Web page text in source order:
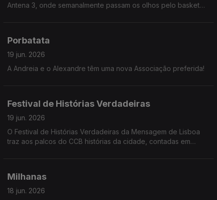
Antena 3, onde semanalmente passam os olhos pelo basket
Porbatata
19 jun. 2026
A Andreia e o Alexandre têm uma nova Associação preferida!
Festival de Histórias Verdadeiras
19 jun. 2026
O Festival de Histórias Verdadeiras da Mensagem de Lisboa
traz aos palcos do CCB histórias da cidade, contadas em
Milhanas
18 jun. 2026